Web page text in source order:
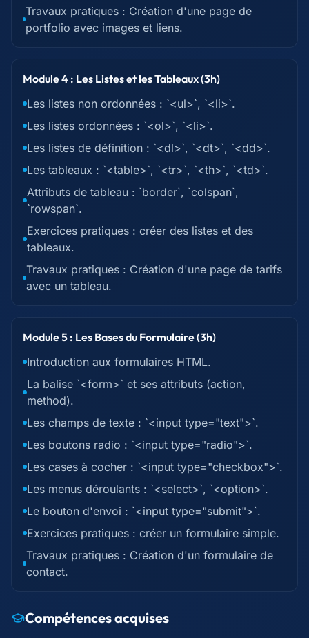
Travaux pratiques : Création d'une page de
portfolio avec images et liens.
Module 4 : Les Listes et les Tableaux (3h)
Les listes non ordonnées : `<ul>`, `<li>`.
Les listes ordonnées : `<ol>`, `<li>`.
Les listes de définition : `<dl>`, `<dt>`, `<dd>`.
Les tableaux : `<table>`, `<tr>`, `<th>`, `<td>`.
Attributs de tableau : `border`, `colspan`,
`rowspan`.
Exercices pratiques : créer des listes et des
tableaux.
Travaux pratiques : Création d'une page de tarifs
avec un tableau.
Module 5 : Les Bases du Formulaire (3h)
Introduction aux formulaires HTML.
La balise `<form>` et ses attributs (action,
method).
Les champs de texte : `<input type="text">`.
Les boutons radio : `<input type="radio">`.
Les cases à cocher : `<input type="checkbox">`.
Les menus déroulants : `<select>`, `<option>`.
Le bouton d'envoi : `<input type="submit">`.
Exercices pratiques : créer un formulaire simple.
Travaux pratiques : Création d'un formulaire de
contact.
Compétences acquises